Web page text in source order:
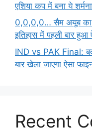
एशिया कप में बना ये
0,0,0,0… सैम अयूब का
इतिहास में पहली बार हुआ
IND vs PAK Final:
बार खेला जाएगा ऐसा
Recent